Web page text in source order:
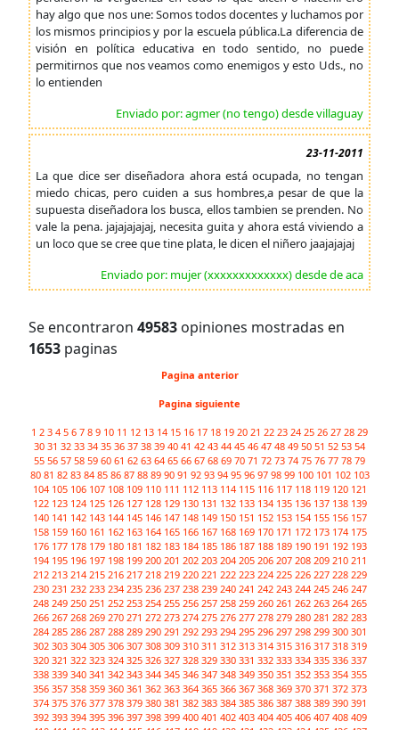
hay algo que nos une: Somos todos docentes y luchamos por
los mismos principios y por la escuela pública.La diferencia de
visión en política educativa en todo sentido, no puede
permitirnos que nos veamos como enemigos y esto Uds., no
lo entienden
Enviado por: agmer (no tengo) desde villaguay
23-11-2011
La que dice ser diseñadora ahora está ocupada, no tengan
miedo chicas, pero cuiden a sus hombres,a pesar de que la
supuesta diseñadora los busca, ellos tambien se prenden. No
vale la pena. jajajajajaj, necesita guita y ahora está viviendo a
un loco que se cree que tine plata, le dicen el niñero jaajajajaj
Enviado por: mujer (xxxxxxxxxxxxx) desde de aca
Se encontraron 49583 opiniones mostradas en
1653 paginas
Pagina anterior
Pagina siguiente
1 2 3 4 5 6 7 8 9 10 11 12 13 14 15 16 17 18 19 20 21 22 23 24 25 26 27 28 29
30 31 32 33 34 35 36 37 38 39 40 41 42 43 44 45 46 47 48 49 50 51 52 53 54
55 56 57 58 59 60 61 62 63 64 65 66 67 68 69 70 71 72 73 74 75 76 77 78 79
80 81 82 83 84 85 86 87 88 89 90 91 92 93 94 95 96 97 98 99 100 101 102 103
104 105 106 107 108 109 110 111 112 113 114 115 116 117 118 119 120 121
122 123 124 125 126 127 128 129 130 131 132 133 134 135 136 137 138 139
140 141 142 143 144 145 146 147 148 149 150 151 152 153 154 155 156 157
158 159 160 161 162 163 164 165 166 167 168 169 170 171 172 173 174 175
176 177 178 179 180 181 182 183 184 185 186 187 188 189 190 191 192 193
194 195 196 197 198 199 200 201 202 203 204 205 206 207 208 209 210 211
212 213 214 215 216 217 218 219 220 221 222 223 224 225 226 227 228 229
230 231 232 233 234 235 236 237 238 239 240 241 242 243 244 245 246 247
248 249 250 251 252 253 254 255 256 257 258 259 260 261 262 263 264 265
266 267 268 269 270 271 272 273 274 275 276 277 278 279 280 281 282 283
284 285 286 287 288 289 290 291 292 293 294 295 296 297 298 299 300 301
302 303 304 305 306 307 308 309 310 311 312 313 314 315 316 317 318 319
320 321 322 323 324 325 326 327 328 329 330 331 332 333 334 335 336 337
338 339 340 341 342 343 344 345 346 347 348 349 350 351 352 353 354 355
356 357 358 359 360 361 362 363 364 365 366 367 368 369 370 371 372 373
374 375 376 377 378 379 380 381 382 383 384 385 386 387 388 389 390 391
392 393 394 395 396 397 398 399 400 401 402 403 404 405 406 407 408 409